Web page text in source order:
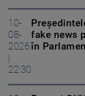
10-
08-
2026
|
22:30
fake news
în